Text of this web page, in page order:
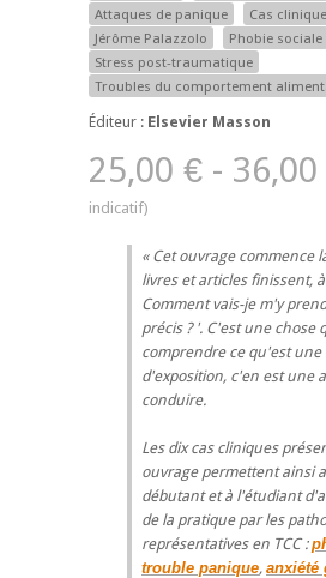
Attaques de panique
Cas
Jérôme Palazzolo
Phobie sociale
Stress post-traumatique
Troubles du comportement
Éditeur : Elsevier Masson
25,00 € - 36,00
Cet ouvrage commence
livres et articles finissent,
Comment vais-je m'y
précis ? '. C'est une chose
comprendre ce qu'est
d'exposition, c'en est une
conduire.
Les dix cas cliniques
ouvrage permettent ainsi
débutant et à l'étudiant
de la pratique par les
représentatives en TCC :
trouble panique, anxiété